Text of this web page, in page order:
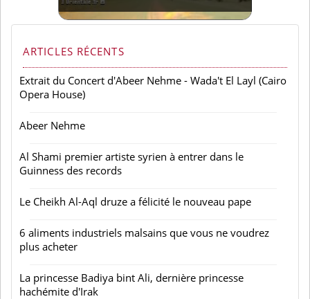
ARTICLES RÉCENTS
Extrait du Concert d'Abeer Nehme - Wada't El Layl (Cairo
Opera House)
Abeer Nehme
Al Shami premier artiste syrien à entrer dans le
Guinness des records
Le Cheikh Al-Aql druze a félicité le nouveau pape
6 aliments industriels malsains que vous ne voudrez
plus acheter
La princesse Badiya bint Ali, dernière princesse
hachémite d'Irak